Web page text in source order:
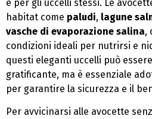
e per gli uccelli stessi. Le
habitat come paludi, lagune
vasche di evaporazione salina,
condizioni ideali per nutrirsi e
questi eleganti uccelli può
gratificante, ma è essenziale
per garantire la sicurezza e il
Per avvicinarsi alle avocette